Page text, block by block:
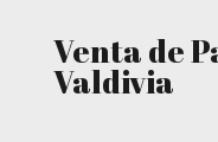
Venta de
Valdivia